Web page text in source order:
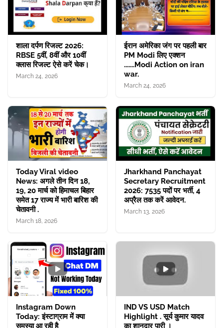
शाला दर्पण रिजल्ट 2026:
RBSE 5वीं, 8वीं और 10वीं
क्लास रिजल्ट ऐसे करें चेक।
March 24, 2026
ईरान अमेरिका जंग पर पहली बार
PM Modi लिए एक्शन
.......Modi Action on iran
war.
March 24, 2026
Today Viral video
News: अगले तीन दिन 18,
19, 20 मार्च को हिमाचल बिहार
समेत 17 राज्य में भारी बारिश की
चेतावनी .
March 18, 2026
Jharkhand Panchayat
Secretary Recruitment
2026: 7535 पदों पर भर्ती, 4
अप्रैल तक करें आवेदन.
March 13, 2026
Instagram Down
Today: इंस्टाग्राम में क्या
समस्या आ रही है
IND VS USD Match
Highlight . सूर्य कुमार यादव
का शानदार पारी ।